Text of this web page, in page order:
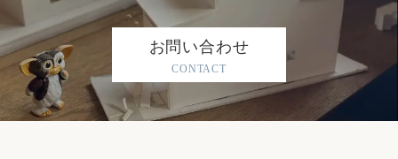
お問い合わせ
CONTACT